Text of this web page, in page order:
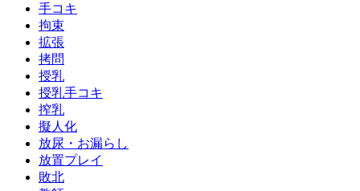
手コキ
拘束
拡張
拷問
授乳
授乳手コキ
搾乳
擬人化
放尿・お漏らし
放置プレイ
敗北